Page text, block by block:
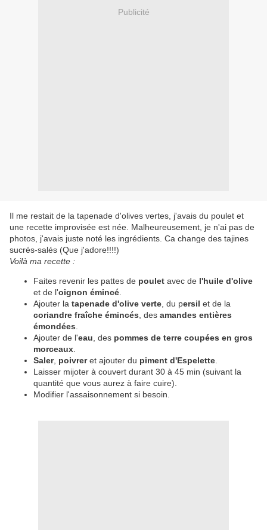
Publicité
Il me restait de la tapenade d'olives vertes, j'avais du poulet et
une recette improvisée est née. Malheureusement, je n'ai pas de
photos, j'avais juste noté les ingrédients. Ca change des tajines
sucrés-salés (Que j'adore!!!!)
Voilà ma recette :
Faites revenir les pattes de poulet avec de l'huile d'olive
et de l'oignon émincé
Ajouter la tapenade d'olive verte , du persil et de la
coriandre fraîche émincés , des amandes entières
émondées
Ajouter de l'eau , des pommes de terre coupées en gros
morceaux
Saler, poivreret ajouter du piment d'Espelette
Laisser mijoter à couvert durant 30 à 45 min (suivant la
quantité que vous aurez à faire cuire).
Modifier l'assaisonnement si besoin.